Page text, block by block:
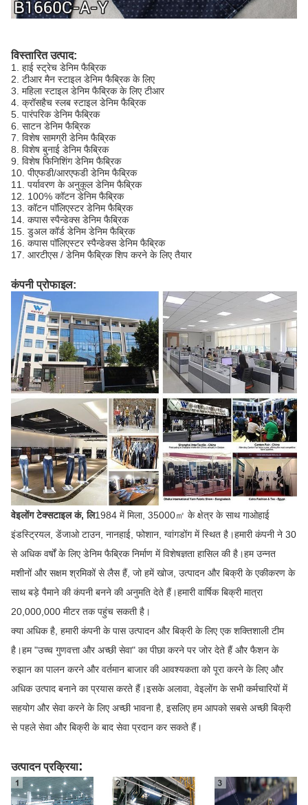
विस्तारित उत्पाद:
1. हाई स्ट्रेच डेनिम फैब्रिक
2. टीआर मैन स्टाइल डेनिम फैब्रिक के लिए
3. महिला स्टाइल डेनिम फैब्रिक के लिए टीआर
4. क्रॉसहैच स्लब स्टाइल डेनिम फैब्रिक
5. पारंपरिक डेनिम फैब्रिक
6. साटन डेनिम फैब्रिक
7. विशेष सामग्री डेनिम फैब्रिक
8. विशेष बुनाई डेनिम फैब्रिक
9. विशेष फिनिशिंग डेनिम फैब्रिक
10. पीएफडी/आरएफडी डेनिम फैब्रिक
11. पर्यावरण के अनुकूल डेनिम फैब्रिक
12. 100% कॉटन डेनिम फैब्रिक
13. कॉटन पॉलिएस्टर डेनिम फैब्रिक
14. कपास स्पैन्डेक्स डेनिम फैब्रिक
15. डुअल कॉर्ड डेनिम डेनिम फैब्रिक
16. कपास पॉलिएस्टर स्पैन्डेक्स डेनिम फैब्रिक
17. आरटीएस / डेनिम फैब्रिक शिप करने के लिए तैयार
कंपनी प्रोफाइल:
वेइलोंग टेक्सटाइल कं, लि1984 में मिला, 35000㎡ के क्षेत्र के साथ गाओहाई
इंडस्ट्रियल, डेंजाओ टाउन, नानहाई, फोशान, ग्वांगडोंग में स्थित है।हमारी कंपनी ने 30
से अधिक वर्षों के लिए डेनिम फैब्रिक निर्माण में विशेषज्ञता हासिल की है।हम उन्नत
मशीनों और सक्षम श्रमिकों से लैस हैं, जो हमें खोज, उत्पादन और बिक्री के एकीकरण के
साथ बड़े पैमाने की कंपनी बनने की अनुमति देते हैं।हमारी वार्षिक बिक्री मात्रा
20,000,000 मीटर तक पहुंच सकती है।
क्या अधिक है, हमारी कंपनी के पास उत्पादन और बिक्री के लिए एक शक्तिशाली टीम
है।हम "उच्च गुणवत्ता और अच्छी सेवा" का पीछा करने पर जोर देते हैं और फैशन के
रुझान का पालन करने और वर्तमान बाजार की आवश्यकता को पूरा करने के लिए और
अधिक उत्पाद बनाने का प्रयास करते हैं।इसके अलावा, वेइलोंग के सभी कर्मचारियों में
सहयोग और सेवा करने के लिए अच्छी भावना है, इसलिए हम आपको सबसे अच्छी बिक्री
से पहले सेवा और बिक्री के बाद सेवा प्रदान कर सकते हैं।
उत्पादन प्रक्रिया: